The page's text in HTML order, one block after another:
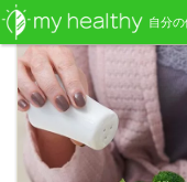
自分の